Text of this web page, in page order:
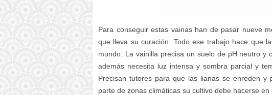
Para conseguir estas vainas han de pasar nueve
que lleva su curación. Todo ese trabajo hace que
mundo. La vainilla precisa un suelo de pH neutro y
además necesita luz intensa y sombra parcial y
Precisan tutores para que las lianas se enreden
parte de zonas climáticas su cultivo debe hacerse en